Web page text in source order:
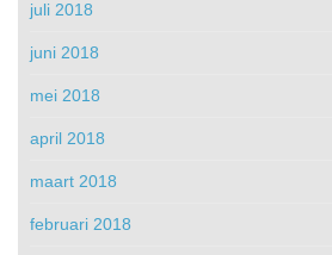
juli 2018
juni 2018
mei 2018
april 2018
maart 2018
februari 2018